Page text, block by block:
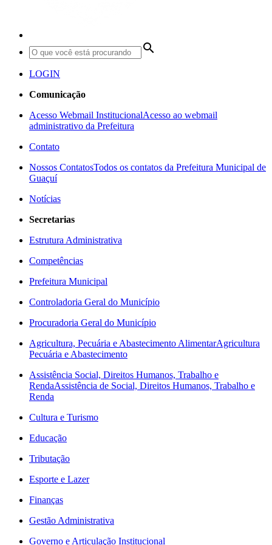
search
LOGIN
Comunicação
Acesso Webmail InstitucionalAcesso ao webmail
administrativo da Prefeitura
Contato
Nossos ContatosTodos os contatos da Prefeitura Municipal de
Guaçuí
Notícias
Secretarias
Estrutura Administrativa
Competências
Prefeitura Municipal
Controladoria Geral do Município
Procuradoria Geral do Município
Agricultura, Pecuária e Abastecimento AlimentarAgricultura
Pecuária e Abastecimento
Assistência Social, Direitos Humanos, Trabalho e
RendaAssistência de Social, Direitos Humanos, Trabalho e
Renda
Cultura e Turismo
Educação
Tributação
Esporte e Lazer
Finanças
Gestão Administrativa
Governo e Articulação Institucional